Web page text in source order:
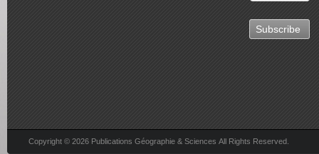
Copyright © 2026 Publications Géographie & Sciences All Rights Reserved.